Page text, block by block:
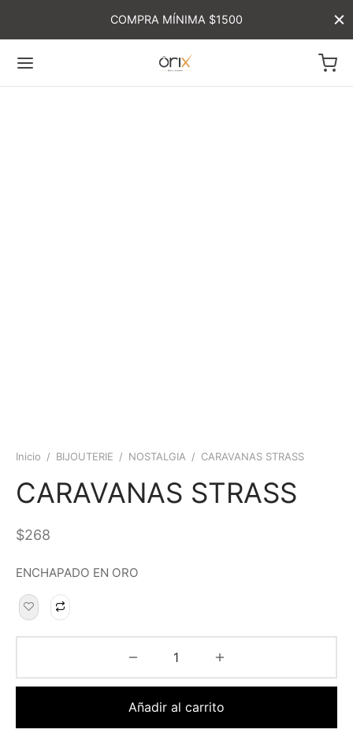
COMPRA MÍNIMA $1500
Inicio / BIJOUTERIE / NOSTALGIA / CARAVANAS STRASS
CARAVANAS STRASS
$268
ENCHAPADO EN ORO
Añadir al carrito